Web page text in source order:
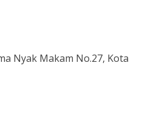
Nyak Makam No.27, Kota